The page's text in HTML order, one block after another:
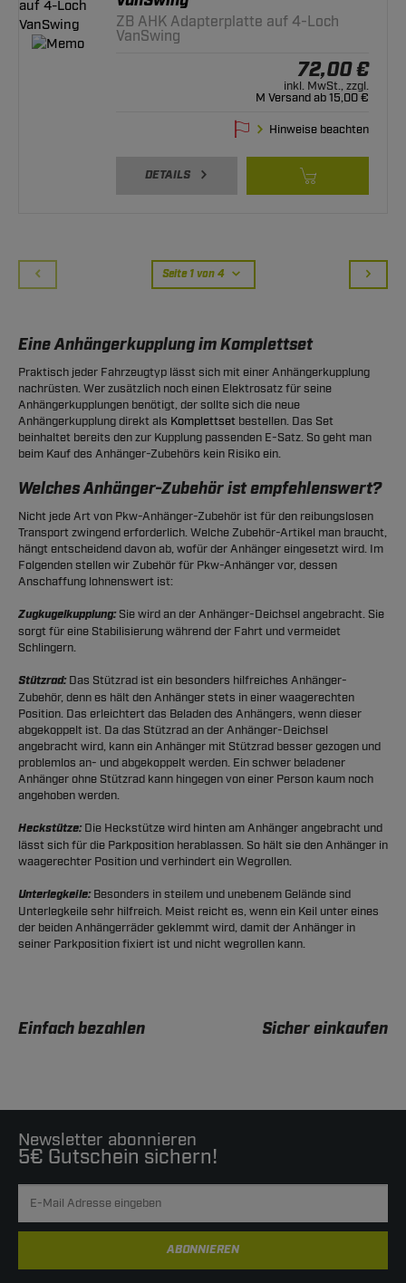
ZB AHK Adapterplatte auf 4-Loch
VanSwing
72,00 €
inkl. MwSt., zzgl.
M Versand ab 15,00 €
Hinweise beachten
DETAILS
Seite 1 von 4
Eine Anhängerkupplung im Komplettset
Praktisch jeder Fahrzeugtyp lässt sich mit einer Anhängerkupplung
nachrüsten. Wer zusätzlich noch einen Elektrosatz für seine
Anhängerkupplungen benötigt, der sollte sich die neue
Anhängerkupplung direkt als Komplettset bestellen. Das Set
beinhaltet bereits den zur Kupplung passenden E-Satz. So geht man
beim Kauf des Anhänger-Zubehörs kein Risiko ein.
Welches Anhänger-Zubehör ist empfehlenswert?
Nicht jede Art von Pkw-Anhänger-Zubehör ist für den reibungslosen
Transport zwingend erforderlich. Welche Zubehör-Artikel man braucht,
hängt entscheidend davon ab, wofür der Anhänger eingesetzt wird. Im
Folgenden stellen wir Zubehör für Pkw-Anhänger vor, dessen
Anschaffung lohnenswert ist:
Zugkugelkupplung:Sie wird an der Anhänger-Deichsel angebracht. Sie
sorgt für eine Stabilisierung während der Fahrt und vermeidet
Schlingern.
Stützrad:Das Stützrad ist ein besonders hilfreiches Anhänger-
Zubehör, denn es hält den Anhänger stets in einer waagerechten
Position. Das erleichtert das Beladen des Anhängers, wenn dieser
abgekoppelt ist. Da das Stützrad an der Anhänger-Deichsel
angebracht wird, kann ein Anhänger mit Stützrad besser gezogen und
problemlos an- und abgekoppelt werden. Ein schwer beladener
Anhänger ohne Stützrad kann hingegen von einer Person kaum noch
angehoben werden.
Heckstütze:Die Heckstütze wird hinten am Anhänger angebracht und
lässt sich für die Parkposition herablassen. So hält sie den Anhänger in
waagerechter Position und verhindert ein Wegrollen.
Unterlegkeile:Besonders in steilem und unebenem Gelände sind
Unterlegkeile sehr hilfreich. Meist reicht es, wenn ein Keil unter eines
der beiden Anhängerräder geklemmt wird, damit der Anhänger in
seiner Parkposition fixiert ist und nicht wegrollen kann.
Einfach bezahlen Sicher einkaufen
Newsletter abonnieren
5€ Gutschein sichern!
ABONNIEREN